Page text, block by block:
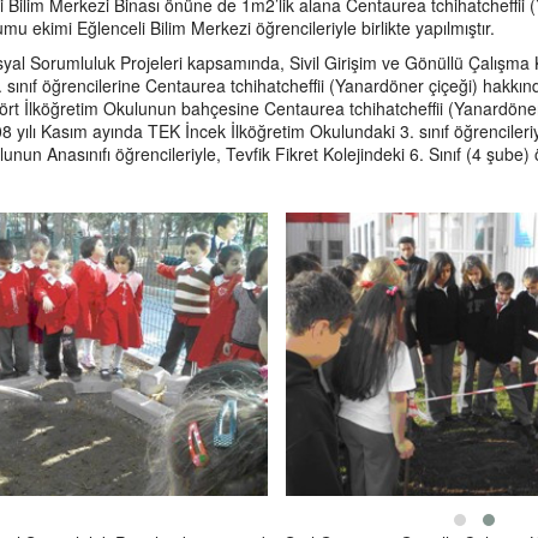
Bilim Merkezi Binası önüne de 1m2’lik alana Centaurea
ekimi Eğlenceli Bilim Merkezi öğrencileriyle birlikte yapılmıştır.
Sorumluluk Projeleri kapsamında, Sivil Girişim ve Gönüllü
sınıf öğrencilerine Centaurea tchihatcheffii (Yanardöner çiçeği)
İlköğretim Okulunun bahçesine Centaurea tchihatcheffii
yılı Kasım ayında TEK İncek İlköğretim Okulundaki 3. sınıf
Anasınıfı öğrencileriyle, Tevfik Fikret Kolejindeki 6. Sınıf (4